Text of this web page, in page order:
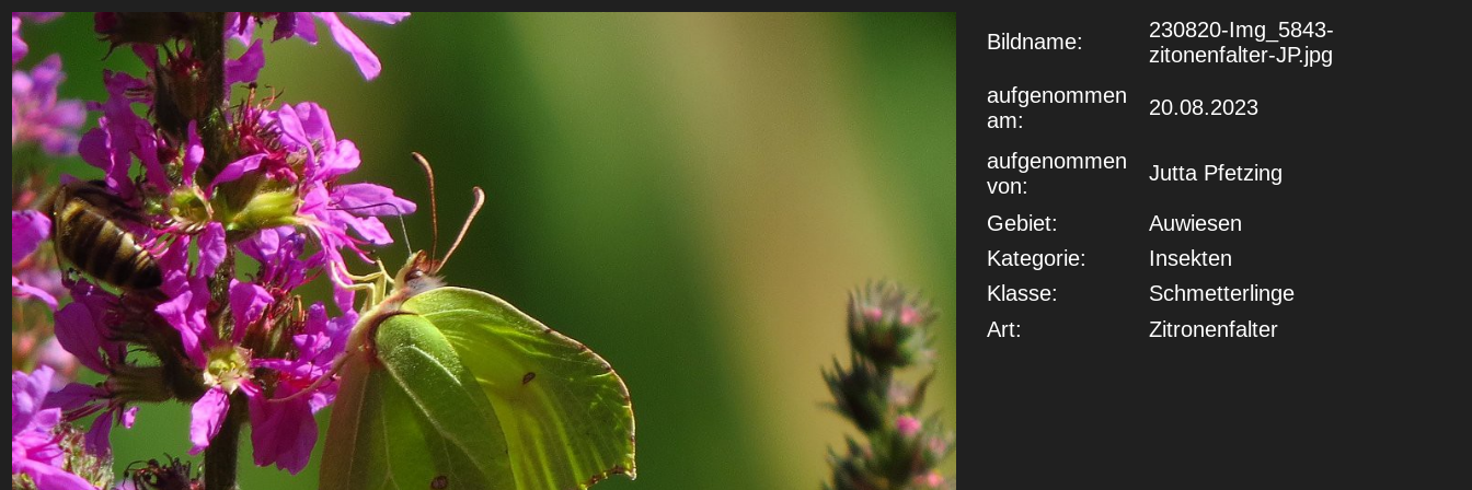
Bildname:
230820-Img_5843-
zitonenfalter-JP.jpg
aufgenommen
am:
20.08.2023
aufgenommen
von:
Jutta Pfetzing
Gebiet:
Auwiesen
Kategorie:
Insekten
Klasse:
Schmetterlinge
Art:
Zitronenfalter